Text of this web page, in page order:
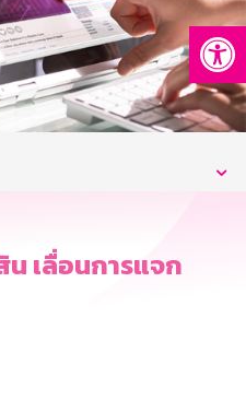
น เลื่อนการแจก